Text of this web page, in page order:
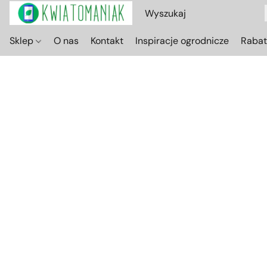
Sklep O nas Kontakt Inspiracje ogrodnicze